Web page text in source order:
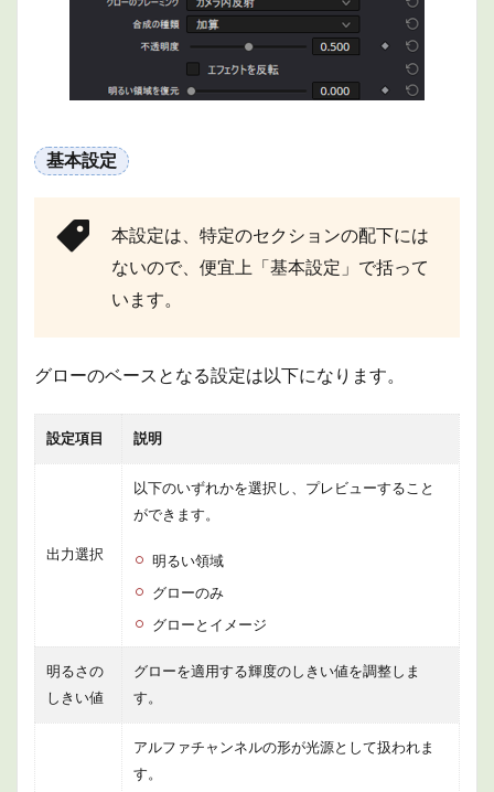
基本設定
本設定は、特定のセクションの配下には
ないので、便宜上「基本設定」で括って
います。
グローのベースとなる設定は以下になります。
設定項目 説明
出力選択
以下のいずれかを選択し、プレビューすること
ができます。
明るい領域
グローのみ
グローとイメージ
明るさの
しきい値
グローを適用する輝度のしきい値を調整しま
す。
アルファチャンネルの形が光源として扱われま
す。